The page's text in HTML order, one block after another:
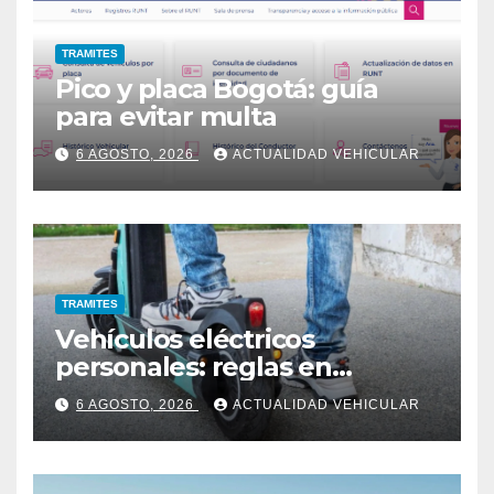
TRAMITES
Pico y placa Bogotá: guía
para evitar multa
6 AGOSTO, 2026 ACTUALIDAD VEHICULAR
TRAMITES
Vehículos eléctricos
personales: reglas en
Colombia
6 AGOSTO, 2026 ACTUALIDAD VEHICULAR